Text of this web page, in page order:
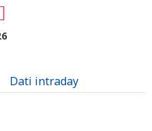
Dati intraday